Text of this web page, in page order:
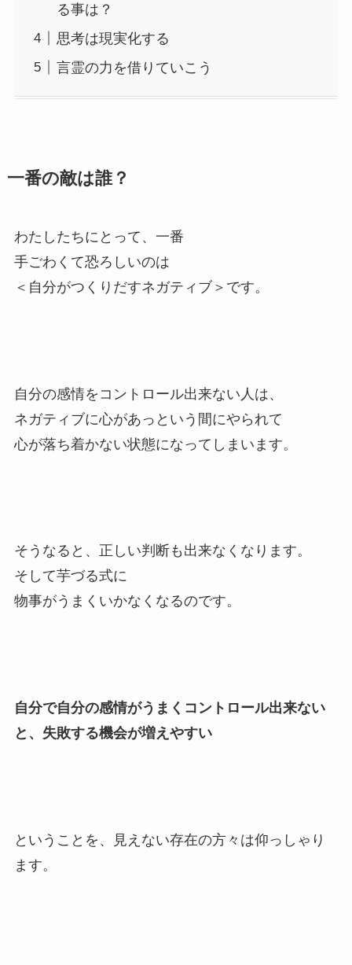
る事は？
思考は現実化する
言霊の力を借りていこう
一番の敵は誰？
わたしたちにとって、一番
手ごわくて恐ろしいのは
＜自分がつくりだすネガティブ＞です。
自分の感情をコントロール出来ない人は、
ネガティブに心があっという間にやられて
心が落ち着かない状態になってしまいます。
そうなると、正しい判断も出来なくなります。
そして芋づる式に
物事がうまくいかなくなるのです。
自分で自分の感情がうまくコントロール出来ない
と、 失敗する機会が増えやすい
ということを、見えない存在の方々は仰っしゃり
ます。